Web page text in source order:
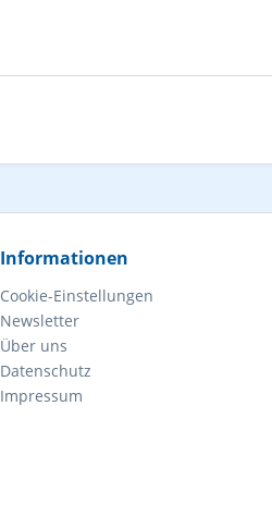
Informationen
Cookie-Einstellungen
Newsletter
Über uns
Datenschutz
Impressum